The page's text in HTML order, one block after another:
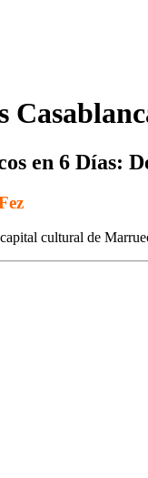
en 6 Días:
cultural de